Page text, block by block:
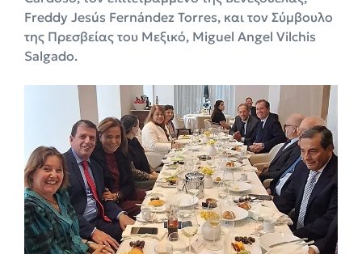
Freddy Jesús Fernández Torres, και τον Σύμβουλο
της Πρεσβείας του Μεξικό, Miguel Angel Vilchis
Salgado.